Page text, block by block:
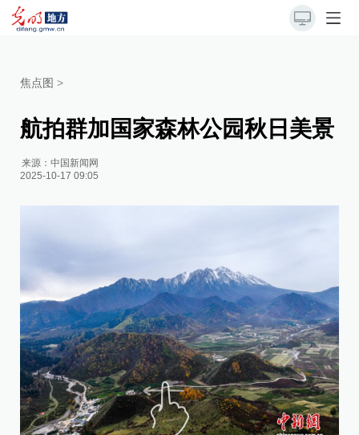
焦点图 >
航拍群加国家森林公园秋日美景
来源：中国新闻网
2025-10-17 09:05